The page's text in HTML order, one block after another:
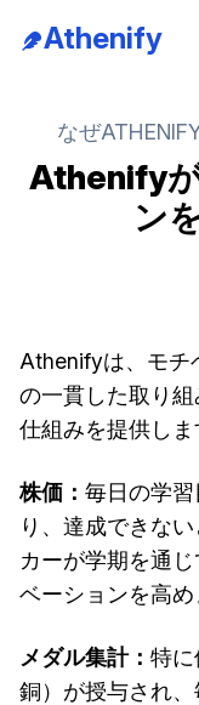
Athenify
なぜ
Athenify
ン
Athenifyは、モチ
の一貫した取り
仕組みを提供しま
株価： 毎日の学
り、達成できな
カーが学期を通
ベーションを高め
メダル集計： 特に
銅）が授与され